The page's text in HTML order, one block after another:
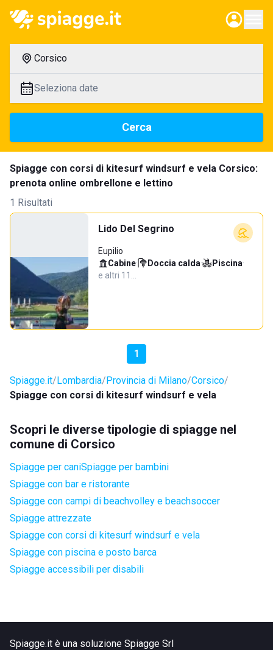
Corsico
Seleziona date
Cerca
Spiagge con corsi di kitesurf windsurf e vela Corsico:
prenota online ombrellone e lettino
1 Risultati
Lido Del Segrino
Eupilio
Cabine· Doccia calda· Piscina·
e altri 11…
1
Spiagge.it Lombardia Provincia di Milano Corsico
Spiagge con corsi di kitesurf windsurf e vela
Scopri le diverse tipologie di spiagge nel
comune di Corsico
Spiagge per caniSpiagge per bambini
Spiagge con bar e ristorante
Spiagge con campi di beachvolley e beachsoccer
Spiagge attrezzate
Spiagge con corsi di kitesurf windsurf e vela
Spiagge con piscina e posto barca
Spiagge accessibili per disabili
Spiagge.it è una soluzione Spiagge Srl